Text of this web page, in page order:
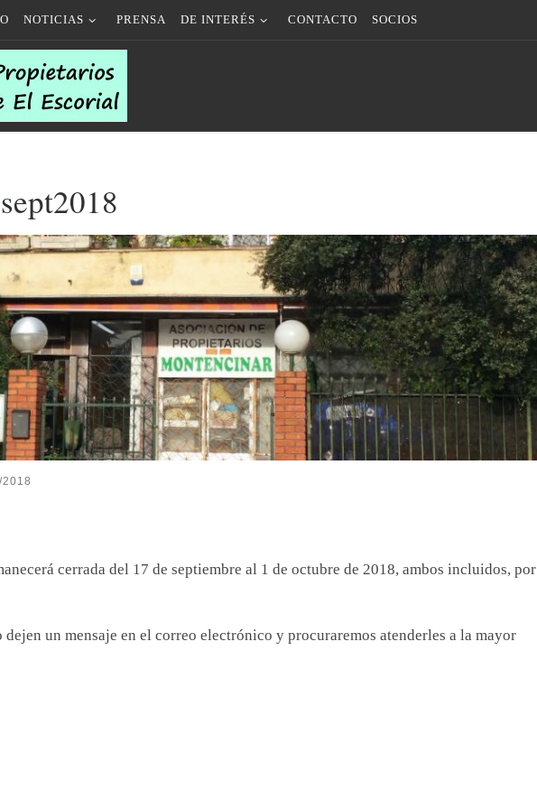
NOTICIAS PRENSA DE INTERÉS CONTACTO SOCIOS
cerrada del 17 de septiembre al 1 de octubre de 2018, ambos incluidos, por
dejen un mensaje en el correo electrónico y procuraremos atenderles a la mayor